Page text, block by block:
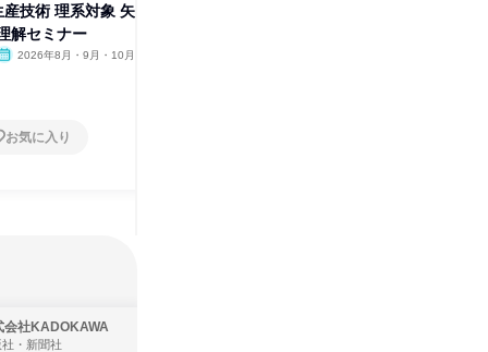
技術 理系対象 矢
解セミナー
2026年8月・9月・10月
お気に入り
会社KADOKAWA
・新聞社